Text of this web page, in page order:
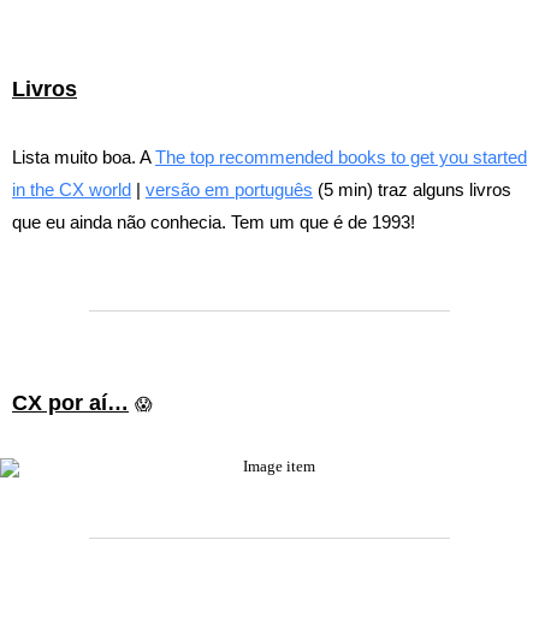
Livros
Lista muito boa. AThe top recommended books to get you started
in the CX world | versão em português (5 min) traz alguns livros
que eu ainda não conhecia. Tem um que é de 1993!
CX por aí… 😱